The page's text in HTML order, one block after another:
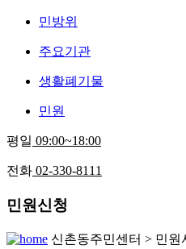
민방위
주요기관
생활폐기물
민원
평일 09:00~18:00
전화 02-330-8111
민원신청
신촌동주민센터 > 민원